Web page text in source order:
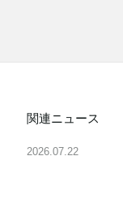
関連ニュース
2026.07.22